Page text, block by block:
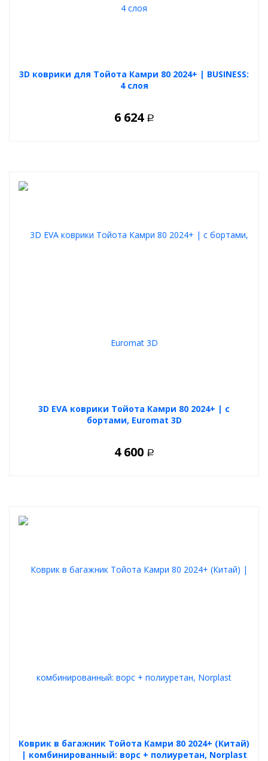
3D коврики для Тойота Камри 80 2024+ | BUSINESS:
4 слоя
6 624 Р
3D EVA коврики Тойота Камри 80 2024+ | с
бортами, Euromat 3D
4 600 Р
Коврик в багажник Тойота Камри 80 2024+ (Китай)
| комбинированный: ворс + полиуретан, Norplast